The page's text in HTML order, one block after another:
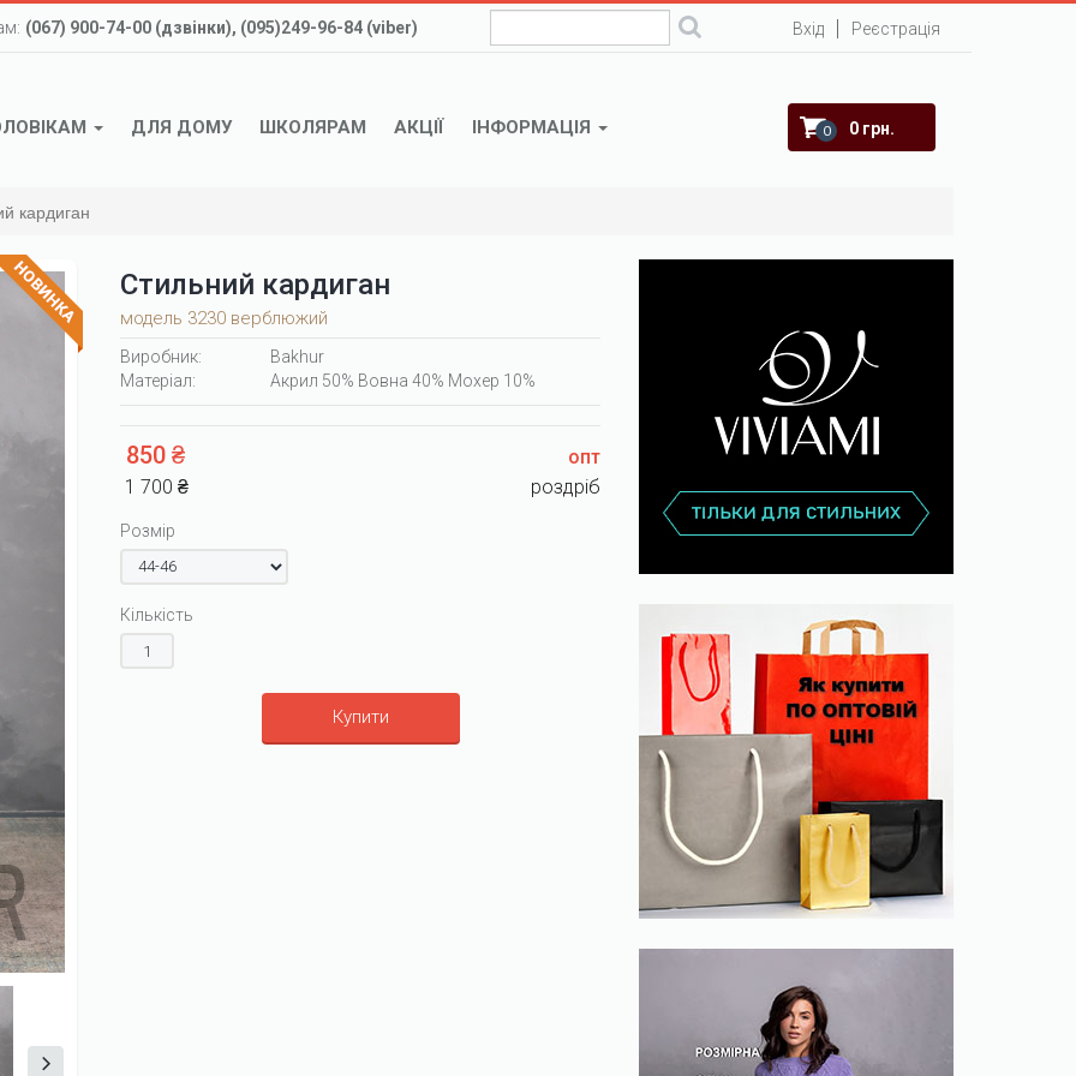
(067) 900-74-00 (дзвінки), (095)249-96-84 (viber) Вхід Реєстрація
ДЛЯ ДОМУ ШКОЛЯРАМ АКЦІЇ ІНФОРМАЦІЯ 0 0 грн.
кардиган
Стильний кардиган
модель 3230 верблюжий
Виробник:
Bakhur
Матеріал:
Акрил 50% Вовна 40% Мохер 10%
850 ₴
опт
1 700 ₴
роздріб
Розмір
Кількість
Купити